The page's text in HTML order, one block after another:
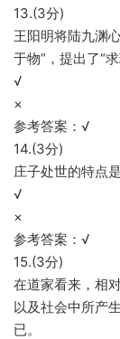
13.(3分)
王阳明将陆九渊
于物”，提出了“
√
×
参考答案：√
14.(3分)
庄子处世的特点
√
×
参考答案：√
15.(3分)
在道家看来，相
以及社会中所产
已。